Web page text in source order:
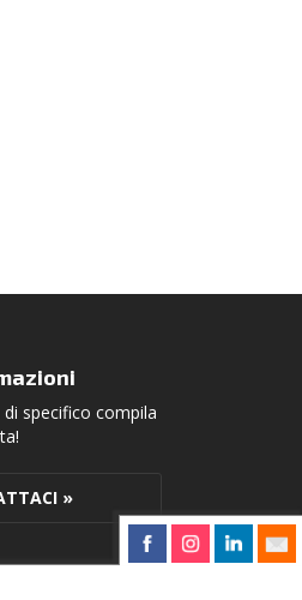
specifico compila
»